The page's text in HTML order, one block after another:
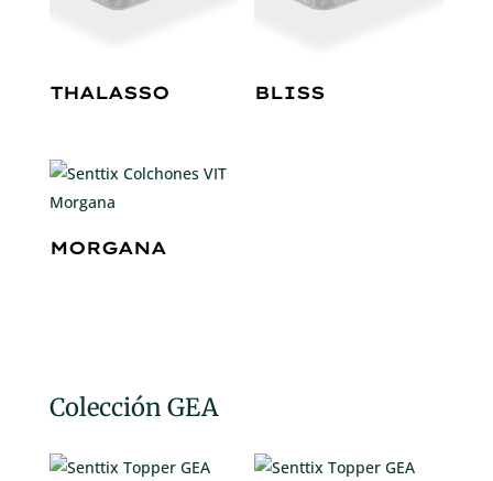
THALASSO BLISS
MORGANA
Colección GEA